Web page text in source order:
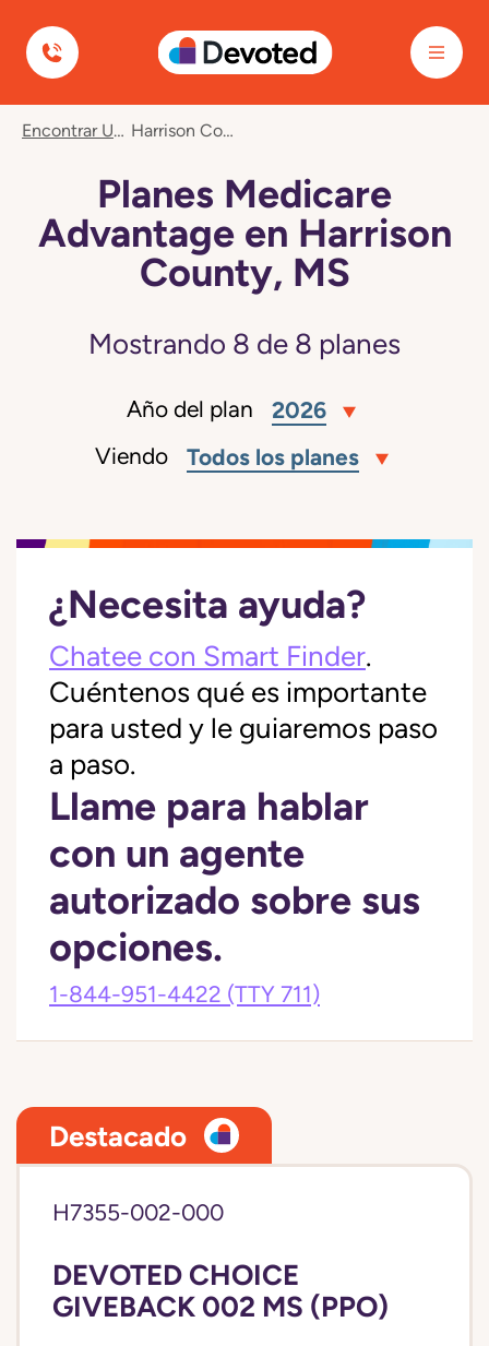
Devoted Health
Encontrar Un Plan Harrison County, MS
Planes Medicare
Advantage en Harrison
County, MS
Mostrando 8 de 8 planes
Año del plan 2026
Viendo Todos los planes
¿Necesita ayuda?
Chatee con Smart Finder.
Cuéntenos qué es importante
para usted y le guiaremos paso
a paso.
Llame para hablar
con un agente
autorizado sobre sus
opciones.
1-844-951-4422 (TTY 711)
Destacado
H7355-002-000
DEVOTED CHOICE
GIVEBACK 002 MS (PPO)